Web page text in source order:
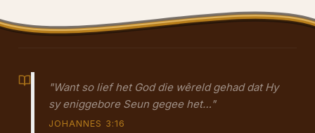
"Want so lief het God die wêreld gehad dat Hy
sy eniggebore Seun gegee het…"
JOHANNES 3:16